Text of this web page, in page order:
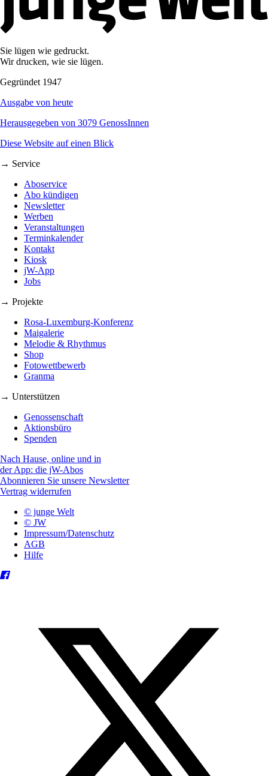
Sie lügen wie gedruckt.
Wir drucken, wie sie lügen.
Gegründet 1947
Ausgabe von heute
Herausgegeben von 3079 GenossInnen
Diese Website auf einen Blick
→ Service
Aboservice
Abo kündigen
Newsletter
Werben
Veranstaltungen
Terminkalender
Kontakt
Kiosk
jW-App
Jobs
→ Projekte
Rosa-Luxemburg-Konferenz
Maigalerie
Melodie & Rhythmus
Shop
Fotowettbewerb
Granma
→ Unterstützen
Genossenschaft
Aktionsbüro
Spenden
Nach Hause, online und in
der App: die jW-Abos
Abonnieren Sie unsere Newsletter
Vertrag widerrufen
© junge Welt
© JW
Impressum/Datenschutz
AGB
Hilfe